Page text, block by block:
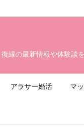
縁の最新情報や体験談
アラサー婚活 マ